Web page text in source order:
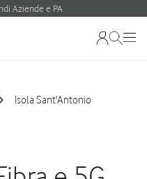
Aziende e PA
Isola Sant'Antonio